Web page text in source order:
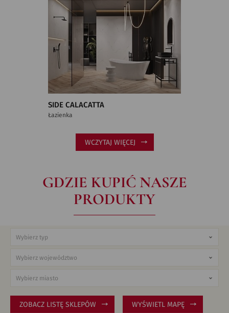
SIDE CALACATTA
Łazienka
WCZYTAJ WIĘCEJ
GDZIE KUPIĆ NASZE
PRODUKTY
ZOBACZ LISTĘ SKLEPÓW WYŚWIETL MAPĘ